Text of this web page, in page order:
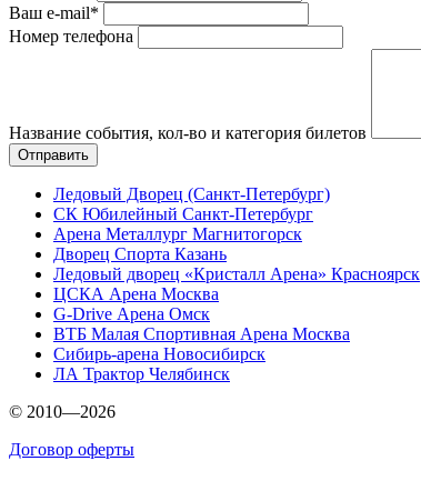
Ваш e-mail*
Номер телефона
Название события, кол-во и категория билетов
Ледовый Дворец (Санкт-Петербург)
СК Юбилейный Санкт-Петербург
Арена Металлург Магнитогорск
Дворец Спорта Казань
Ледовый дворец «Кристалл Арена» Красноярск
ЦСКА Арена Москва
G-Drive Арена Омск
ВТБ Малая Спортивная Арена Москва
Сибирь-арена Новосибирск
ЛА Трактор Челябинск
© 2010—2026
Договор оферты